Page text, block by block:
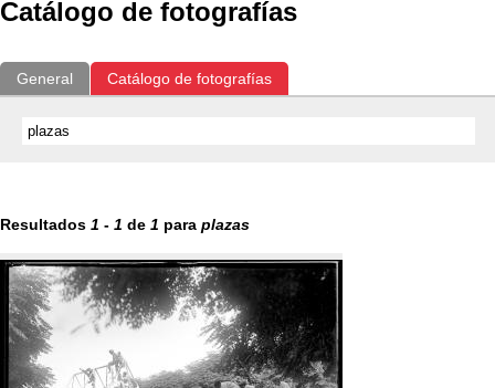
Catálogo de fotografías
General Catálogo de fotografías
Resultados 1 - 1 de 1 para plazas